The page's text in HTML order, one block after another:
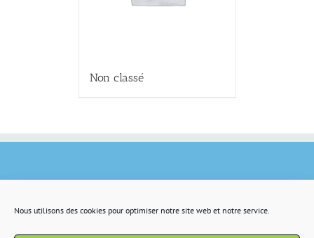
Nous utilisons des cookies pour optimiser notre site web et notre service.
Non classé